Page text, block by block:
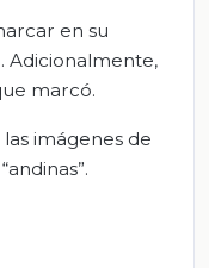
en su
Adicionalmente,
marcó.
imágenes de